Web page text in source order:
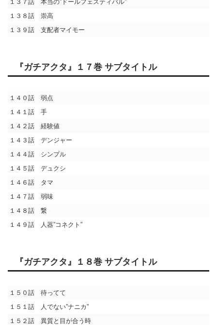
１３７話 本当の”ドールフェスティバル”
１３８話 崇高
１３９話 支配者マイモー
『ガチアクタ』１７巻 サブタイトル
１４０話 弱点
１４１話 手
１４２話 経験値
１４３話 デンジャー
１４４話 シンプル
１４５話 デュクシ
１４６話 タマ
１４７話 弱味
１４８話 繋
１４９話 人器”コネクト”
『ガチアクタ』１８巻 サブタイトル
１５０話 待ってて
１５１話 人でない”ナニカ”
１５２話 異質と目が合う時